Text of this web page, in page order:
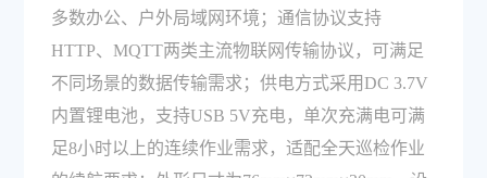
多数办公、户外局域网环境；通信协议支持
HTTP、MQTT两类主流物联网传输协议，可满足
不同场景的数据传输需求；供电方式采用DC 3.7V
内置锂电池，支持USB 5V充电，单次充满电可满
足8小时以上的连续作业需求，适配全天巡检作业